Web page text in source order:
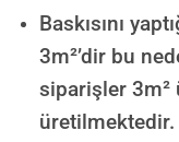
Baskısını
3m²’dir bu
siparişler 3m²
üretilmektedir.